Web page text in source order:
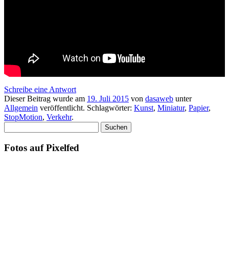
Schreibe eine Antwort
Dieser Beitrag wurde am 19. Juli 2015 von dasaweb unter
Allgemein veröffentlicht. Schlagwörter: Kunst, Miniatur, Papier,
StopMotion, Verkehr.
nach:
Fotos auf Pixelfed